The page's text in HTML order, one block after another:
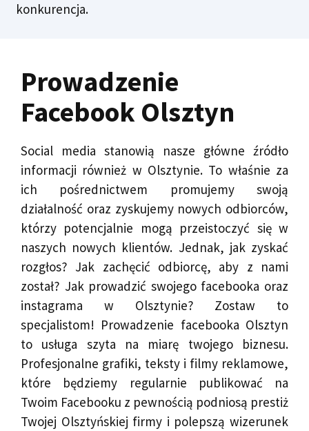
Prowadzenie
Facebook Olsztyn
Social media stanowią nasze główne źródło
informacji również w Olsztynie. To właśnie za
ich pośrednictwem promujemy swoją
działalność oraz zyskujemy nowych odbiorców,
którzy potencjalnie mogą przeistoczyć się w
naszych nowych klientów. Jednak, jak zyskać
rozgłos? Jak zachęcić odbiorcę, aby z nami
został? Jak prowadzić swojego facebooka oraz
instagrama w Olsztynie? Zostaw to
specjalistom! Prowadzenie facebooka Olsztyn
to usługa szyta na miarę twojego biznesu.
Profesjonalne grafiki, teksty i filmy reklamowe,
które będziemy regularnie publikować na
Twoim Facebooku z pewnością podniosą prestiż
Twojej Olsztyńskiej firmy i polepszą wizerunek
konkurencja.